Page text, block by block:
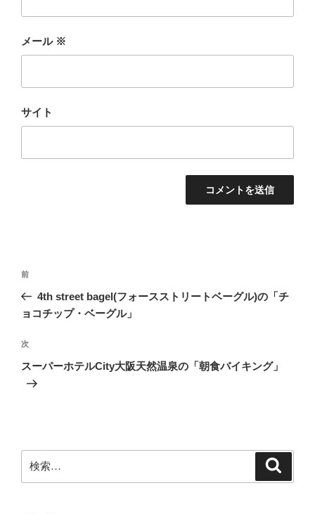
メール ※
サイト
投
ゲ
ー
シ
前
の
投
前
4th street bagel(フォースストリートベーグル)の「チ
ョコチップ・ベーグル」
次
の
次
スーパーホテルCity大阪天然温泉の「朝食バイキング」
索: